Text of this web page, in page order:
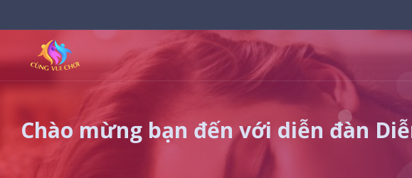
Chào mừng bạn đến với diễn đàn